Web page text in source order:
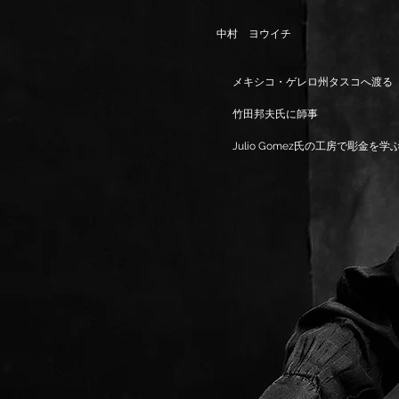
中村 ヨウイチ
メキシコ・ゲレロ州タスコへ渡る
竹田邦夫氏に師事
Julio Gomez氏の工房で彫金を学